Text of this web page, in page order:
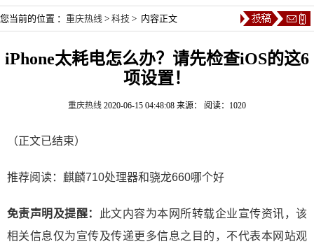
您当前的位置 ： 重庆热线 > 科技 > 内容正文
iPhone太耗电怎么办？请先检查iOS的这6
项设置！
重庆热线 2020-06-15 04:48:08 来源： 阅读：1020
（正文已结束）
推荐阅读： 麒麟710处理器和骁龙660哪个好
免责声明及提醒：
此文内容为本网所转载企业宣传资讯，该
相关信息仅为宣传及传递更多信息之目的，不代表本网站观